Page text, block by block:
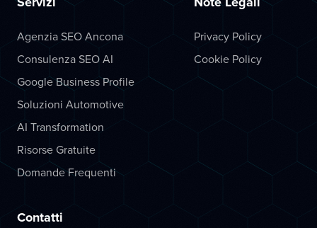
Agenzia SEO Ancona
Consulenza SEO AI
Google Business Profile
Soluzioni Automotive
AI Transformation
Risorse Gratuite
Domande Frequenti
Privacy Policy
Cookie Policy
Contatti